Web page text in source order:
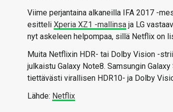
Viime perjantaina alkaneilla IFA 2017 -
esitteli Xperia XZ1 -mallinsa ja LG
nyt askeleen helpompaa, sillä Netflix on
Muita Netflixin HDR- tai Dolby Vision -
julkaistu Galaxy Note8. Samsungin
tiettävästi virallisen HDR10- ja Dolby
Lähde: Netflix